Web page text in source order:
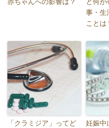
赤ちゃんへの影響は？
と何が
事・生
ことは
「クラミジア」ってど
妊娠中